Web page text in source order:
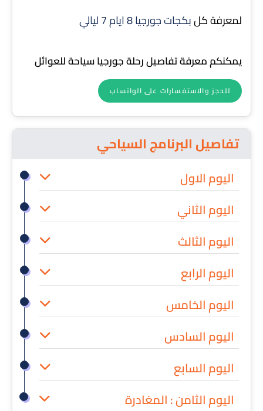
لمعرفة كلبكجات جورجيا 8 ايام 7 ليالي
يمكنكم معرفة تفاصيل رحلة جورجيا سياحة للعوائل
للحجز والاستفسارات على الواتساب
تفاصيل البرنامج السياحي
اليوم الاول
اليوم الثاني
اليوم الثالث
اليوم الرابع
اليوم الخامس
اليوم السادس
اليوم السابع
اليوم الثامن : المغادرة